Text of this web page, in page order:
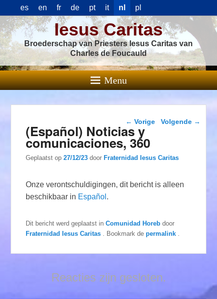
es en fr de pt it nl pl
Iesus Caritas
Broederschap van Priesters Iesus Caritas van
Charles de Foucauld
Menu
Berichtnavigatie
← Vorige Volgende →
(Español) Noticias y
comunicaciones, 360
Geplaatst op27/12/23 doorFraternidad Iesus Caritas
Onze verontschuldigingen, dit bericht is alleen
beschikbaar in Español .
Dit bericht werd geplaatst inComunidad Horeb door
Fraternidad Iesus Caritas
. Bookmark depermalink
Reacties zijn gesloten.